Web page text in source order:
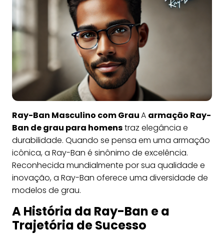
Ray-Ban Masculino com GrauA armação Ray-
Ban de grau para homenstraz elegância e
durabilidade. Quando se pensa em uma armação
icônica, a Ray-Ban é sinônimo de excelência.
Reconhecida mundialmente por sua qualidade e
inovação, a Ray-Ban oferece uma diversidade de
modelos de grau.
A História da Ray-Ban e a
Trajetória de Sucesso